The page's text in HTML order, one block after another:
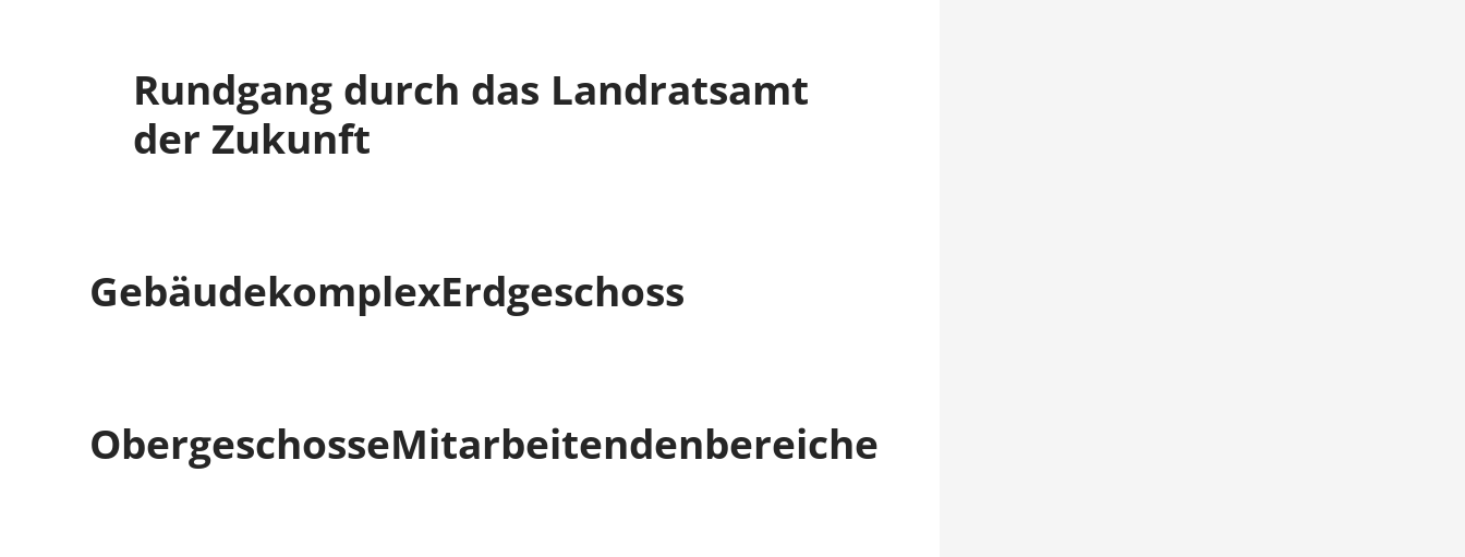
Rundgang durch das Landratsamt
der Zukunft
GebäudekomplexErdgeschoss
ObergeschosseMitarbeitendenbereiche